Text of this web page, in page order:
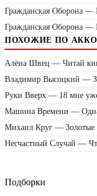
Гражданская Оборона
Гражданская Оборона —
ПОХОЖИЕ ПО
Алёна Швец — Читай
Владимир Высоцкий —
Руки Вверх — 18 мне
Машина Времени —
Михаил Круг — Золотые
Несчастный Случай —
Подборки